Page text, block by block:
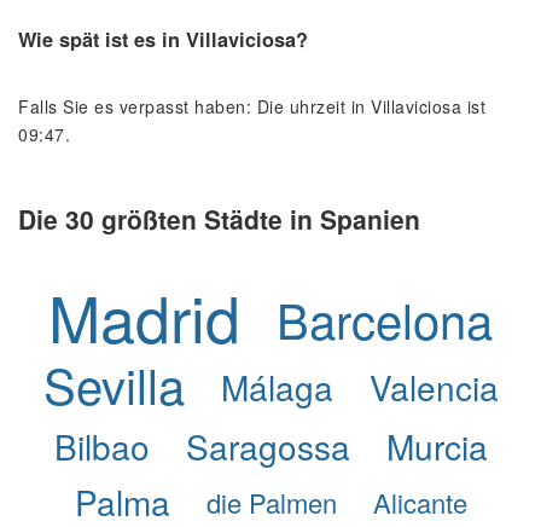
Wie spät ist es in Villaviciosa?
Falls Sie es verpasst haben: Die uhrzeit in Villaviciosa ist
09:47.
Die 30 größten Städte in Spanien
Madrid
Barcelona
Sevilla
Málaga
Valencia
Bilbao
Saragossa
Murcia
Palma
die Palmen
Alicante